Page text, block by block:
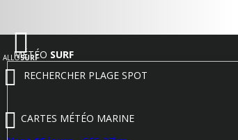
ALLOSURF
MÉTÉO SURF
RECHERCHER PLAGE SPOT
CARTES MÉTÉO MARINE